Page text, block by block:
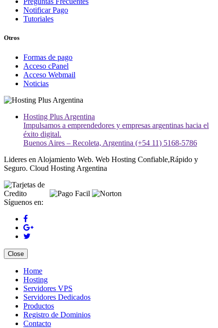
Notificar Pago
Tutoriales
Otros
Formas de pago
Acceso cPanel
Acceso Webmail
Noticias
Hosting Plus Argentina
Impulsamos a emprendedores y empresas argentinas hacia el
éxito digital.
Buenos Aires – Recoleta, Argentina (+54 11) 5168-5786
Lideres en Alojamiento Web. Web Hosting Confiable,Rápido y
Seguro. Cloud Hosting Argentina
Síguenos en:
Close
Home
Hosting
Servidores VPS
Servidores Dedicados
Productos
Registro de Dominios
Contacto